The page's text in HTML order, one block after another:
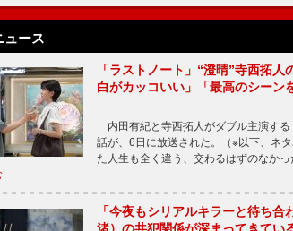
ュース
「ラストノート」“澄晴”寺西拓
白がカッコいい」「最高のシーン
内田有紀と寺西拓人がダブル主演す
話が、6日に放送された。（※以下、ネ
た人生も全く違う、交わるはずのなか
「今夜もシリアルキラーと待ち